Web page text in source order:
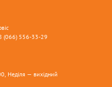
(066) 556-33-29
Неділя — вихідний